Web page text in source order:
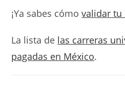
¡Ya sabes cómovalidar tu
La lista de las carreras
pagadas en México.